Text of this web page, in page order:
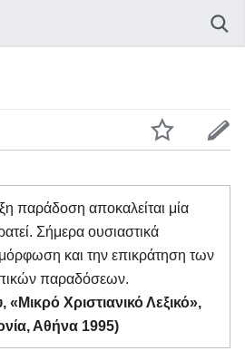
παράδοση αποκαλείται μία
Σήμερα ουσιαστικά
και την επικράτηση των
παραδόσεων.
«Μικρό Χριστιανικό Λεξικό»,
Αθήνα 1995)